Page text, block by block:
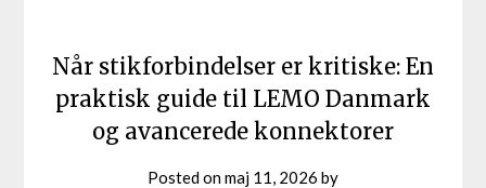
Når stikforbindelser er kritiske: En
praktisk guide til LEMO Danmark
og avancerede konnektorer
Posted onmaj 11, 2026 by